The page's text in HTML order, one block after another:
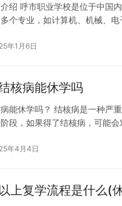
绍 呼市职业学校是位于中国
个专业，如计算机、机械、
年1月6日
核病能休学吗
能休学吗？ 结核病是一种严
段，如果得了结核病，可能
年4月4日
上复学流程是什么(